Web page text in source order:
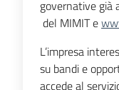
governative già
del MIMIT e
L’impresa
su bandi e
accede al